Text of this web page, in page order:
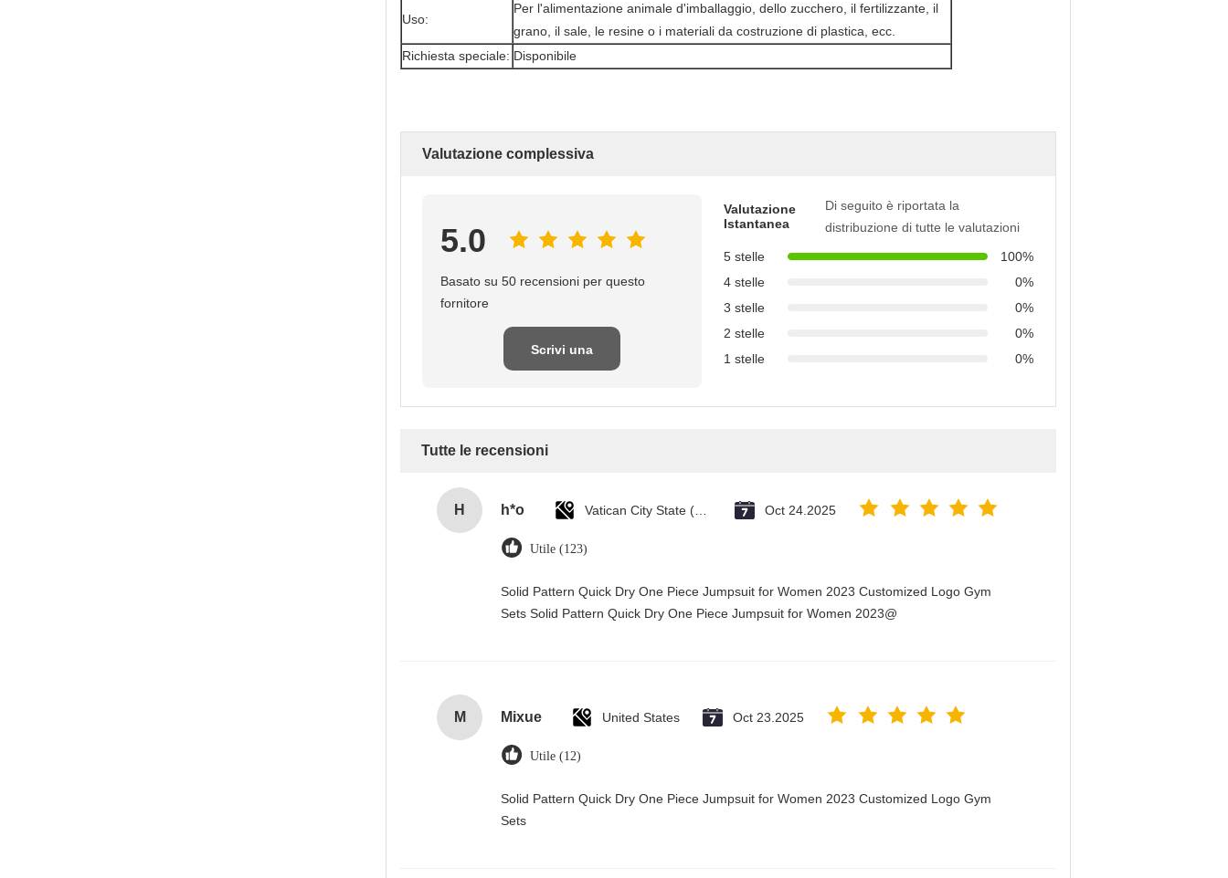
Uso:
Per l'alimentazione animale d'imballaggio, dello zucchero, il fertilizzante, il
grano, il sale, le resine o i materiali da costruzione di plastica, ecc.
Richiesta speciale: Disponibile
Valutazione complessiva
5.0
Basato su 50 recensioni per questo
fornitore
Scrivi una
Valutazione
Istantanea
Di seguito è riportata la
distribuzione di tutte le valutazioni
5 stelle
100%
4 stelle
0%
3 stelle
0%
2 stelle
0%
1 stelle
0%
Tutte le recensioni
H h*o Oct 24.2025
Utile (123)
Solid Pattern Quick Dry One Piece Jumpsuit for Women 2023 Customized Logo Gym
Sets Solid Pattern Quick Dry One Piece Jumpsuit for Women 2023@
M Mixue United States Oct 23.2025
Utile (12)
Solid Pattern Quick Dry One Piece Jumpsuit for Women 2023 Customized Logo Gym
Sets